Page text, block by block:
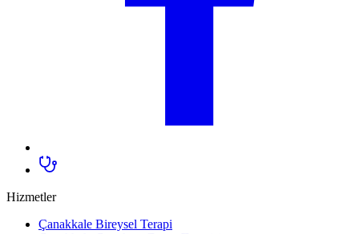
Hizmetler
Çanakkale Bireysel Terapi